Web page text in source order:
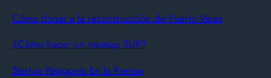
Cómo donar a la reconstrucción de Puerto Varas
¿Cómo hacer un meetup SUP?
Startup Patagonia En la Prensa